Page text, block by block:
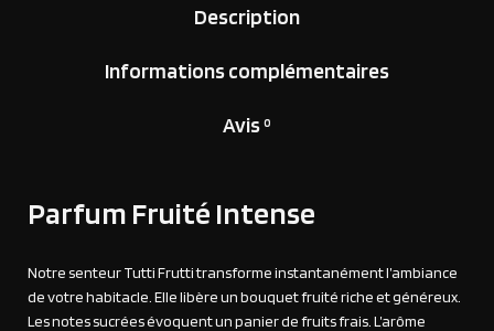
Description
Informations complémentaires
Avis 0
Parfum Fruité Intense
Notre senteur Tutti Frutti transforme instantanément l’ambiance
de votre habitacle. Elle libère un bouquet fruité riche et généreux.
Les notes sucrées évoquent un panier de fruits frais. L’arôme